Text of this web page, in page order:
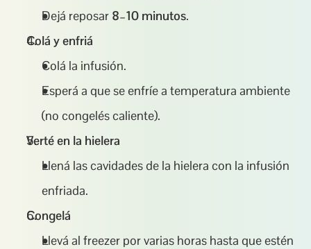
Dejá reposar 8–10 minutos.
Colá y enfriá
Colá la infusión.
Esperá a que se enfríe a temperatura ambiente
(no congelés caliente).
Verté en la hielera
Llená las cavidades de la hielera con la infusión
enfriada.
Congelá
Llevá al freezer por varias horas hasta que estén